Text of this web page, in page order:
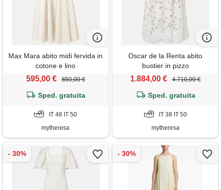
Max Mara abito midi fervida in
cotone e lino
595,00 € 850,00 €
Sped. gratuita
IT 48 IT 50
mytheresa
Oscar de la Renta abito
bustier in pizzo
1.884,00 € 4.710,00 €
Sped. gratuita
IT 38 IT 50
mytheresa